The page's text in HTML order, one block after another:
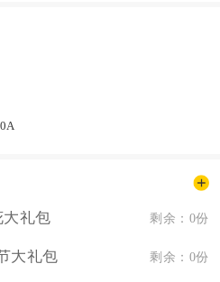
大礼包 剩余：0份
大礼包 剩余：0份